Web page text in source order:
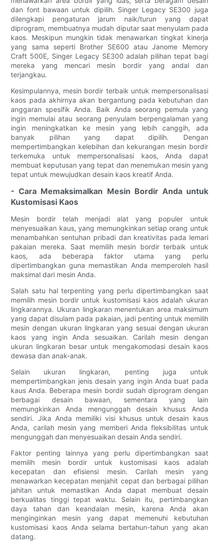
dan font bawaan untuk dipilih. Singer Legacy SE300 juga
dilengkapi pengaturan jarum naik/turun yang dapat
diprogram, membuatnya mudah diputar saat menyulam pada
kaos. Meskipun mungkin tidak menawarkan tingkat kinerja
yang sama seperti Brother SE600 atau Janome Memory
Craft 500E, Singer Legacy SE300 adalah pilihan tepat bagi
mereka yang mencari mesin bordir yang andal dan
terjangkau.
Kesimpulannya, mesin bordir terbaik untuk mempersonalisasi
kaos pada akhirnya akan bergantung pada kebutuhan dan
anggaran spesifik Anda. Baik Anda seorang pemula yang
ingin memulai atau seorang penyulam berpengalaman yang
ingin meningkatkan ke mesin yang lebih canggih, ada
banyak pilihan yang dapat dipilih. Dengan
mempertimbangkan kelebihan dan kekurangan mesin bordir
terkemuka untuk mempersonalisasi kaos, Anda dapat
membuat keputusan yang tepat dan menemukan mesin yang
tepat untuk mewujudkan desain kaos kreatif Anda.
- Cara Memaksimalkan Mesin Bordir Anda untuk
Kustomisasi Kaos
Mesin bordir telah menjadi alat yang populer untuk
menyesuaikan kaus, yang memungkinkan setiap orang untuk
menambahkan sentuhan pribadi dan kreativitas pada lemari
pakaian mereka. Saat memilih mesin bordir terbaik untuk
kaos, ada beberapa faktor utama yang perlu
dipertimbangkan guna memastikan Anda memperoleh hasil
maksimal dari mesin Anda.
Salah satu hal terpenting yang perlu dipertimbangkan saat
memilih mesin bordir untuk kustomisasi kaos adalah ukuran
lingkarannya. Ukuran lingkaran menentukan area maksimum
yang dapat disulam pada pakaian, jadi penting untuk memilih
mesin dengan ukuran lingkaran yang sesuai dengan ukuran
kaos yang ingin Anda sesuaikan. Carilah mesin dengan
ukuran lingkaran besar untuk mengakomodasi desain kaos
dewasa dan anak-anak.
Selain ukuran lingkaran, penting juga untuk
mempertimbangkan jenis desain yang ingin Anda buat pada
kaus Anda. Beberapa mesin bordir sudah diprogram dengan
berbagai desain bawaan, sementara yang lain
memungkinkan Anda mengunggah desain khusus Anda
sendiri. Jika Anda memiliki visi khusus untuk desain kaus
Anda, carilah mesin yang memberi Anda fleksibilitas untuk
mengunggah dan menyesuaikan desain Anda sendiri.
Faktor penting lainnya yang perlu dipertimbangkan saat
memilih mesin bordir untuk kustomisasi kaos adalah
kecepatan dan efisiensi mesin. Carilah mesin yang
menawarkan kecepatan menjahit cepat dan berbagai pilihan
jahitan untuk memastikan Anda dapat membuat desain
berkualitas tinggi tepat waktu. Selain itu, pertimbangkan
daya tahan dan keandalan mesin, karena Anda akan
menginginkan mesin yang dapat memenuhi kebutuhan
kustomisasi kaos Anda selama bertahun-tahun yang akan
datang.